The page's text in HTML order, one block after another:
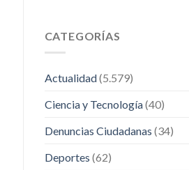
CATEGORÍAS
Actualidad(5.579)
Ciencia y Tecnología(40)
Denuncias Ciudadanas (34)
Deportes (62)